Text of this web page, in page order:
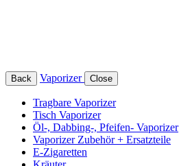
Back Vaporizer Close
Tragbare Vaporizer
Tisch Vaporizer
Öl-, Dabbing-, Pfeifen- Vaporizer
Vaporizer Zubehör + Ersatzteile
E-Zigaretten